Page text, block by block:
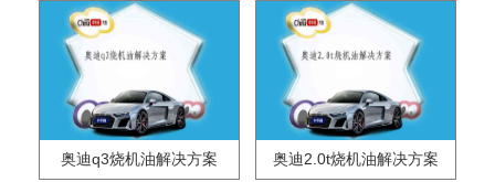
奥迪q3烧机油解决方案 奥迪2.0t烧机油解决方案